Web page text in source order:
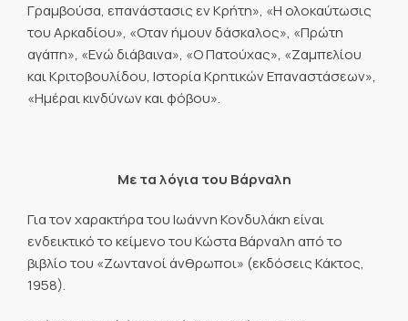
Γραμβούσα, επανάστασις εν Κρήτη», «Η ολοκαύτωσις
του Αρκαδίου», «Οταν ήμουν δάσκαλος», «Πρώτη
αγάπη», «Ενώ διάβαινα», «Ο Πατούχας», «Ζαμπελίου
και Κριτοβουλίδου, Iστορία Κρητικών Eπαναστάσεων»,
«Ημέραι κινδύνων και φόβου».
Με τα λόγια του Βάρναλη
Για τον χαρακτήρα του Ιωάννη Κονδυλάκη είναι
ενδεικτικό το κείμενο του Κώστα Βάρναλη από το
βιβλίο του «Ζωντανοί άνθρωποι» (εκδόσεις Κάκτος,
1958).